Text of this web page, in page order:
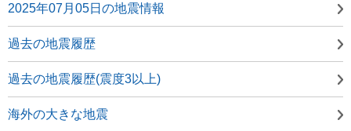
2025年07月05日の地震情報
過去の地震履歴
過去の地震履歴(震度3以上)
海外の大きな地震